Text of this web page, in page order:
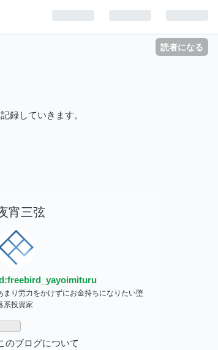
読者になる
録していきます。
宵三弦
まり労力をかけずにお金持ちになりたい堕
系投資家
のブログについて